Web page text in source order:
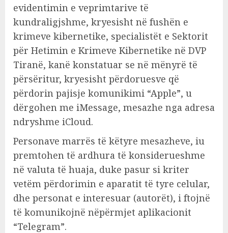
evidentimin e veprimtarive të
kundraligjshme, kryesisht në fushën e
krimeve kibernetike, specialistët e Sektorit
për Hetimin e Krimeve Kibernetike në DVP
Tiranë, kanë konstatuar se në mënyrë të
përsëritur, kryesisht përdoruesve që
përdorin pajisje komunikimi “Apple”, u
dërgohen me iMessage, mesazhe nga adresa
ndryshme iCloud.
Personave marrës të këtyre mesazheve, iu
premtohen të ardhura të konsiderueshme
në valuta të huaja, duke pasur si kriter
vetëm përdorimin e aparatit të tyre celular,
dhe personat e interesuar (autorët), i ftojnë
të komunikojnë nëpërmjet aplikacionit
“Telegram”.